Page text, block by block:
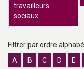
travailleurs
sociaux
Filtrer par ordre
A
B C D E